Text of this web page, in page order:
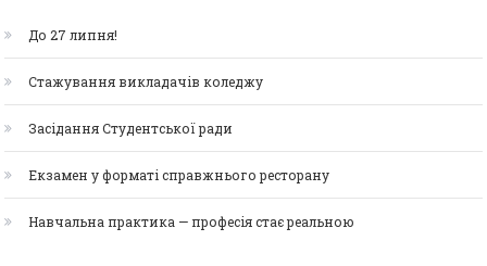
До 27 липня!
Стажування викладачів коледжу
Засідання Студентської ради
Екзамен у форматі справжнього ресторану
Навчальна практика — професія стає реальною